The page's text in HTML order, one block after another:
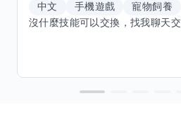
中文 手機遊戲
寵物飼養
沒什麼技能可以交換，找我聊天交